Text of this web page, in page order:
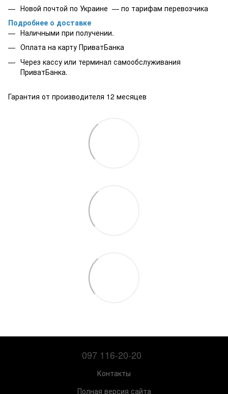
Новой почтой по Украине — по тарифам перевозчика
Подробнее о доставке
Наличными при получении.
Оплата на карту ПриватБанка
Через кассу или терминал самообслуживания
ПриватБанка.
Гарантия от производителя 12 месяцев
097 116-20-20
Контакты
Полная версия сайта